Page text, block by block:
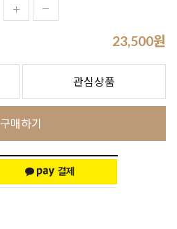
23,500원
관심상품
구매하기